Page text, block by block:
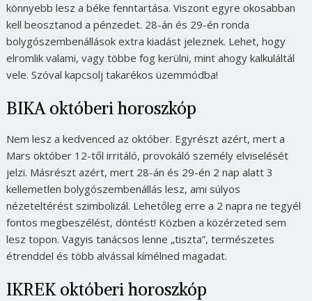
könnyebb lesz a béke fenntartása. Viszont egyre okosabban
kell beosztanod a pénzedet. 28-án és 29-én ronda
bolygószembenállások extra kiadást jeleznek. Lehet, hogy
elromlik valami, vagy többe fog kerülni, mint ahogy kalkuláltál
vele. Szóval kapcsolj takarékos üzemmódba!
BIKA októberi horoszkóp
Nem lesz a kedvenced az október. Egyrészt azért, mert a
Mars október 12-től irritáló, provokáló személy elviselését
jelzi. Másrészt azért, mert 28-án és 29-én 2 nap alatt 3
kellemetlen bolygószembenállás lesz, ami súlyos
nézeteltérést szimbolizál. Lehetőleg erre a 2 napra ne tegyél
fontos megbeszélést, döntést! Közben a közérzeted sem
lesz topon. Vagyis tanácsos lenne „tiszta”, természetes
étrenddel és több alvással kímélned magadat.
IKREK októberi horoszkóp